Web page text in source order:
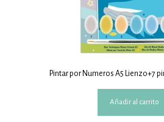
Pintar por Numeros A5 Lienzo+7
Añadir al carrito